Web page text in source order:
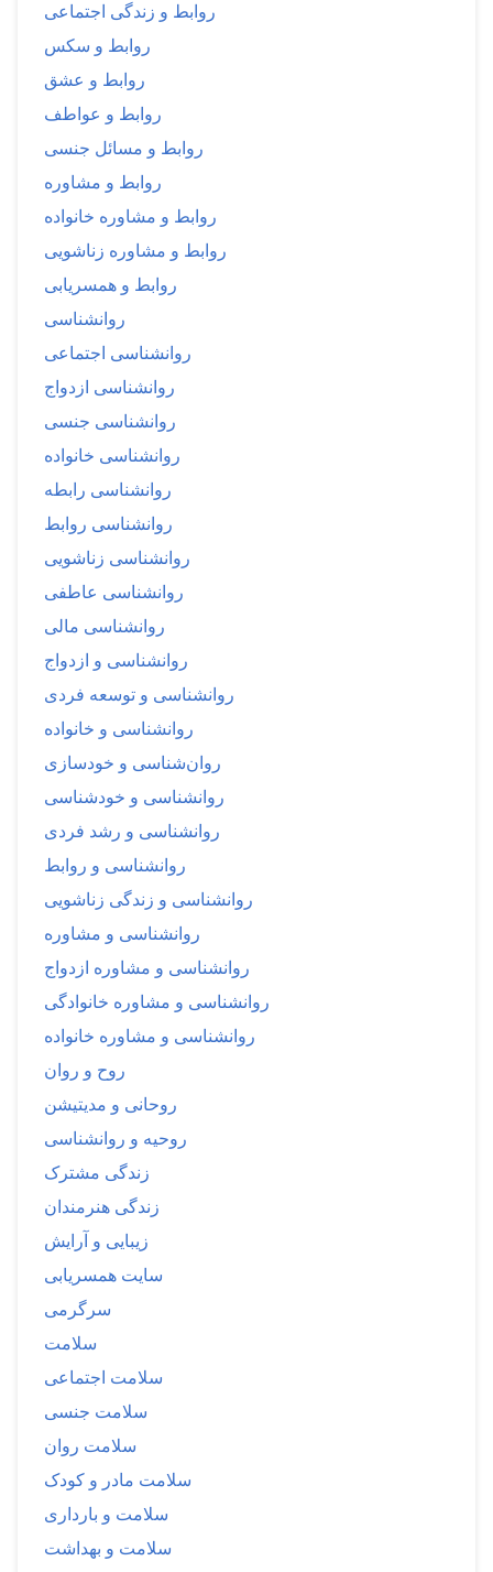
روابط و زندگی اجتماعی
روابط و سکس
روابط و عشق
روابط و عواطف
روابط و مسائل جنسی
روابط و مشاوره
روابط و مشاوره خانواده
روابط و مشاوره زناشویی
روابط و همسریابی
روانشناسی
روانشناسی اجتماعی
روانشناسی ازدواج
روانشناسی جنسی
روانشناسی خانواده
روانشناسی رابطه
روانشناسی روابط
روانشناسی زناشویی
روانشناسی عاطفی
روانشناسی مالی
روانشناسی و ازدواج
روانشناسی و توسعه فردی
روانشناسی و خانواده
روان‌شناسی و خودسازی
روانشناسی و خودشناسی
روانشناسی و رشد فردی
روانشناسی و روابط
روانشناسی و زندگی زناشویی
روانشناسی و مشاوره
روانشناسی و مشاوره ازدواج
روانشناسی و مشاوره خانوادگی
روانشناسی و مشاوره خانواده
روح و روان
روحانی و مدیتیشن
روحیه و روانشناسی
زندگی مشترک
زندگی هنرمندان
زیبایی و آرایش
سایت همسریابی
سرگرمی
سلامت
سلامت اجتماعی
سلامت جنسی
سلامت روان
سلامت مادر و کودک
سلامت و بارداری
سلامت و بهداشت